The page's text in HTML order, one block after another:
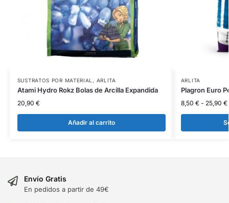
SUSTRATOS POR MATERIAL , ARLITA
Atami Hydro Rokz Bolas de Arcilla Expandida
20,90 €
Añadir al carrito
ARLITA
Plagron Euro
8,50 € - 25,90 €
Envío Gratis
En pedidos a partir de 49€